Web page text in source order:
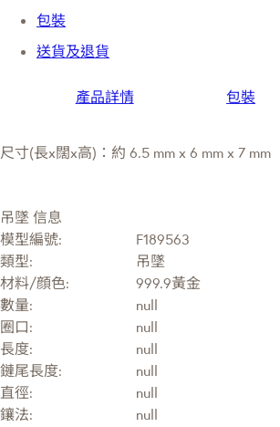
包裝
送貨及退貨
產品詳情 包裝
尺寸(長x闊x高)：約 6.5 mm x 6 mm x 7 mm
吊墜 信息
模型編號:
F189563
類型:
吊墜
材料/顔色:
999.9黃金
數量:
null
圈口:
null
長度:
null
鏈尾長度:
null
直徑:
null
鑲法:
null